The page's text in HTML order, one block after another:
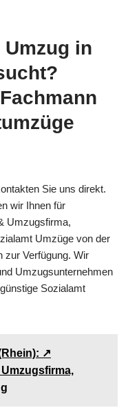
in
Sie uns direkt.
wir Ihnen für
Umzugsfirma,
Umzüge von der
zur Verfügung. Wir
Umzugsunternehmen
Sozialamt
↗️